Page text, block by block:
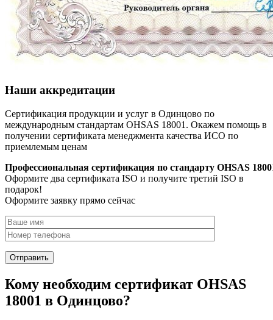
Наши аккредитации
Сертификация продукции и услуг в Одинцово по
международным стандартам OHSAS 18001. Окажем помощь в
получении сертификата менеджмента качества ИСО по
приемлемым ценам
Профессиональная сертификация по стандарту OHSAS
Оформите два сертификата ISO и получите третий ISO в
подарок!
Оформите заявку прямо сейчас
Кому необходим сертификат OHSAS
18001 в Одинцово?